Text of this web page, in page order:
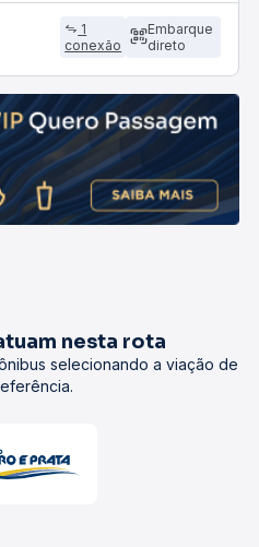
1
conexão
Embarque
direto
nesta rota
selecionando a viação de